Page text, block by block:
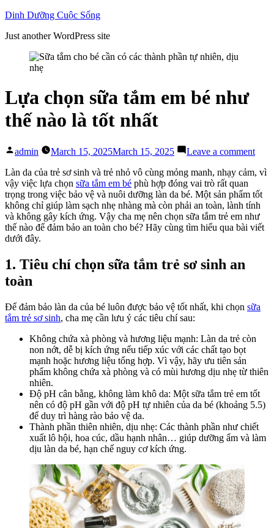
Skip
content
Dinh Dưỡng Cuộc Sống
Just another WordPress site
Lựa chọn sữa tắm em bé như
thế nào là tốt nhất
Posted
admin March 15, 2025March 15, 2025 Leave a commenton
chọn
tắm
em
bé
như
Làn da của trẻ sơ sinh và trẻ nhỏ vô cùng mỏng manh, nhạy cảm, vì
vậy việc lựa chọn sữa tắm em bé phù hợp đóng vai trò rất quan
trọng trong việc bảo vệ và nuôi dưỡng làn da bé. Một sản phẩm tốt
không chỉ giúp làm sạch nhẹ nhàng mà còn phải an toàn, lành tính
và không gây kích ứng. Vậy cha mẹ nên chọn sữa tắm trẻ em như
thế nào để đảm bảo an toàn cho bé? Hãy cùng tìm hiểu qua bài viết
dưới đây.
1. Tiêu chí chọn sữa tắm trẻ sơ sinh an
toàn
Để đảm bảo làn da của bé luôn được bảo vệ tốt nhất, khi chọn sữa
tắm trẻ sơ sinh, cha mẹ cần lưu ý các tiêu chí sau:
Không chứa xà phòng và hương liệu mạnh: Làn da trẻ còn
non nớt, dễ bị kích ứng nếu tiếp xúc với các chất tạo bọt
mạnh hoặc hương liệu tổng hợp. Vì vậy, hãy ưu tiên sản
phẩm không chứa xà phòng và có mùi hương dịu nhẹ từ thiên
nhiên.
Độ pH cân bằng, không làm khô da: Một sữa tắm trẻ em tốt
nên có độ pH gần với độ pH tự nhiên của da bé (khoảng 5.5)
để duy trì hàng rào bảo vệ da.
Thành phần thiên nhiên, dịu nhẹ: Các thành phần như chiết
xuất lô hội, hoa cúc, dầu hạnh nhân… giúp dưỡng ẩm và làm
dịu làn da bé, hạn chế nguy cơ kích ứng.